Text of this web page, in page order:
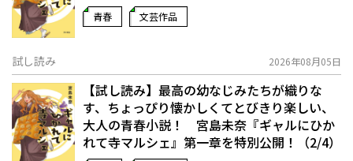
青春 文芸作品
試し読み 2026年08月05日
【試し読み】最高の幼なじみたちが織りな
す、ちょっぴり懐かしくてとびきり楽しい、
大人の青春小説！ 宮島未奈『ギャルにひか
れて寺マルシェ』第一章を特別公開！（2/4）